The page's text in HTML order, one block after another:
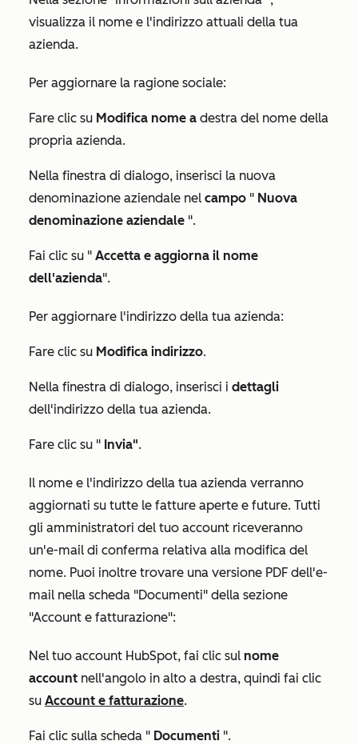
visualizza il nome e l'indirizzo attuali della tua
azienda.
Per aggiornare la ragione sociale:
Fare clic su Modifica nome a destra del nome della
propria azienda.
Nella finestra di dialogo, inserisci la nuova
denominazione aziendale nel campo " Nuova
denominazione aziendale ".
Fai clic su " Accetta e aggiorna il nome
dell'azienda".
Per aggiornare l'indirizzo della tua azienda:
Fare clic su Modifica indirizzo.
Nella finestra di dialogo, inserisci i dettagli
dell'indirizzo della tua azienda.
Fare clic su " Invia".
Il nome e l'indirizzo della tua azienda verranno
aggiornati su tutte le fatture aperte e future. Tutti
gli amministratori del tuo account riceveranno
un'e-mail di conferma relativa alla modifica del
nome. Puoi inoltre trovare una versione PDF dell'e-
mail nella scheda "Documenti" della sezione
"Account e fatturazione":
Nel tuo account HubSpot, fai clic sul nome
account nell'angolo in alto a destra, quindi fai clic
su Account e fatturazione.
Fai clic sulla scheda " Documenti ".